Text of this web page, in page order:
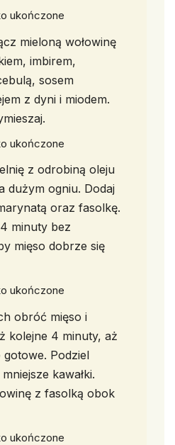
ukończone
mieloną wołowinę
imbirem,
sosem
z dyni i miodem.
ukończone
z odrobiną oleju
dużym ogniu. Dodaj
oraz fasolkę.
minuty bez
mięso dobrze się
ukończone
obróć mięso i
kolejne 4 minuty, aż
gotowe. Podziel
kawałki.
z fasolką obok
ukończone